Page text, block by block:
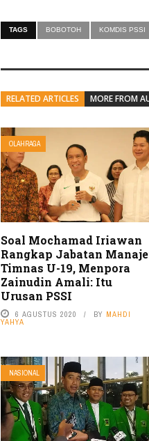
TAGS BOBOTOH KOMDIS PSSI
RELATED ARTICLES MORE FROM
OLAHRAGA
Soal Mochamad Iriawan
Rangkap Jabatan
Timnas U-19, Menpora
Zainudin Amali: Itu
Urusan PSSI
6 AGUSTUS 2020 BY MAHDI
YAHYA
NASIONAL